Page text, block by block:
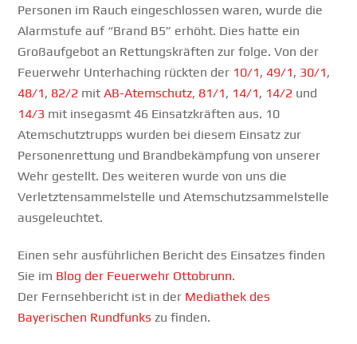
Personen im Rauch eingeschlossen waren, wurde die
Alarmstufe auf “Brand B5” erhöht. Dies hatte ein
Großaufgebot an Rettungskräften zur folge. Von der
Feuerwehr Unterhaching rückten der 10/1,49/1, 30/1,
48/1, 82/2 mitAB-Atemschutz, 81/1, 14/1, 14/2 und
14/3 mit insegasmt 46 Einsatzkräften aus. 10
Atemschutztrupps wurden bei diesem Einsatz zur
Personenrettung und Brandbekämpfung von unserer
Wehr gestellt. Des weiteren wurde von uns die
Verletztensammelstelle und Atemschutzsammelstelle
ausgeleuchtet.
Einen sehr ausführlichen Bericht des Einsatzes finden
Sie im Blog der Feuerwehr Ottobrunn.
Der Fernsehbericht ist in der Mediathek des
Bayerischen Rundfunks zu finden.